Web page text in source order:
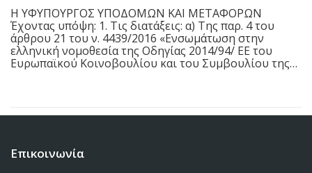
Η ΥΦΥΠΟΥΡΓΟΣ ΥΠΟΔΟΜΩΝ ΚΑΙ ΜΕΤΑΦΟΡΩΝ
Έχοντας υπόψη: 1. Τις διατάξεις: α) Της παρ. 4 του
άρθρου 21 του ν. 4439/2016 «Ενσωμάτωση στην
ελληνική νομοθεσία της Οδηγίας 2014/94/ ΕΕ του
Ευρωπαϊκού Κοινοβουλίου και του Συμβουλίου της…
Επικοινωνία